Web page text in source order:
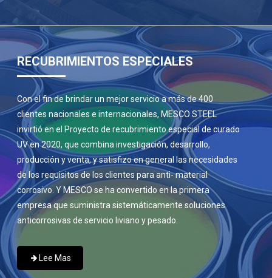
RECUBRIMIENTOS ESPECIALES
Con el fin de brindar un mejor servicio a más de 400
clientes nacionales e internacionales, MESCO STEEL
invirtió en el Proyecto de recubrimiento especial de curado
UV en 2020, que combina investigación, desarrollo,
producción y venta, y satisfizo en general las necesidades
de los requisitos de los clientes para anti- material
corrosivo. Y MESCO se ha convertido en la primera
empresa que suministra sistemáticamente soluciones
anticorrosivas de servicio liviano y pesado.
Lee Mas